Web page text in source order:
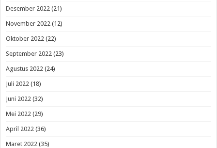
Desember 2022 (21)
November 2022 (12)
Oktober 2022 (22)
September 2022 (23)
Agustus 2022 (24)
Juli 2022 (18)
Juni 2022 (32)
Mei 2022 (29)
April 2022 (36)
Maret 2022 (35)